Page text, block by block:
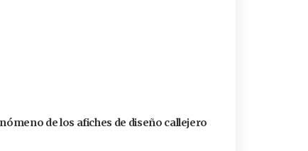
de los afiches de diseño callejero